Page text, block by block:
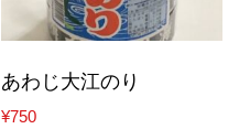
あわじ大江のり
¥750